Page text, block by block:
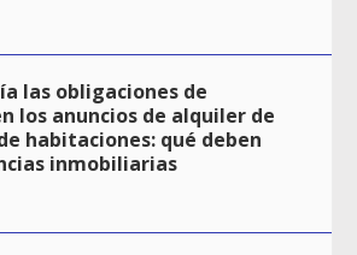
las obligaciones de
los anuncios de alquiler de
habitaciones: qué deben
inmobiliarias